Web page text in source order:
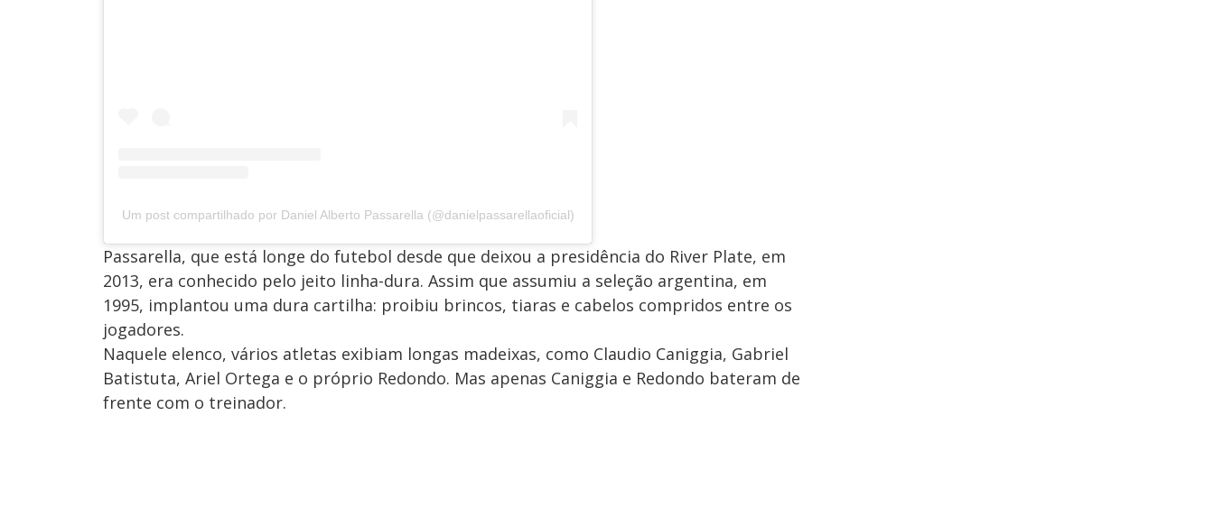
Um post compartilhado por Daniel Alberto Passarella (@danielpassarellaoficial)
Passarella, que está longe do futebol desde que deixou a presidência do River Plate, em
2013, era conhecido pelo jeito linha-dura. Assim que assumiu a seleção argentina, em
1995, implantou uma dura cartilha: proibiu brincos, tiaras e cabelos compridos entre os
jogadores.
Naquele elenco, vários atletas exibiam longas madeixas, como Claudio Caniggia, Gabriel
Batistuta, Ariel Ortega e o próprio Redondo. Mas apenas Caniggia e Redondo bateram de
frente com o treinador.